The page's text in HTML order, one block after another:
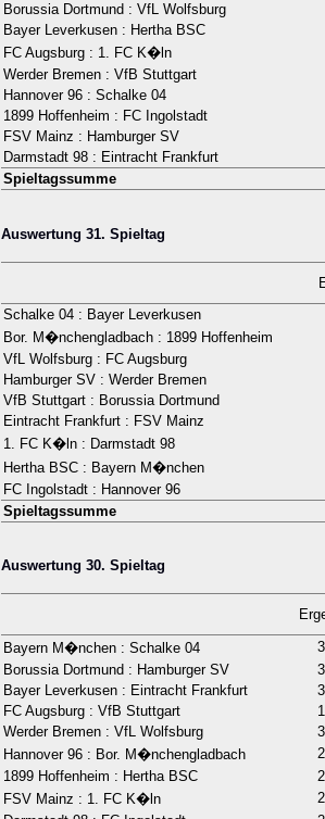
Borussia Dortmund : VfL Wolfsburg
Bayer Leverkusen : Hertha BSC
FC Augsburg : 1. FC K�ln
Werder Bremen : VfB Stuttgart
Hannover 96 : Schalke 04
1899 Hoffenheim : FC Ingolstadt
FSV Mainz : Hamburger SV
Darmstadt 98 : Eintracht Frankfurt
Spieltagssumme
Auswertung 31. Spieltag
Schalke 04 : Bayer Leverkusen
Bor. M�nchengladbach : 1899 Hoffenheim
VfL Wolfsburg : FC Augsburg
Hamburger SV : Werder Bremen
VfB Stuttgart : Borussia Dortmund
Eintracht Frankfurt : FSV Mainz
1. FC K�ln : Darmstadt 98
Hertha BSC : Bayern M�nchen
FC Ingolstadt : Hannover 96
Spieltagssumme
Auswertung 30. Spieltag
Bayern M�nchen : Schalke 04
Borussia Dortmund : Hamburger SV
Bayer Leverkusen : Eintracht Frankfurt
FC Augsburg : VfB Stuttgart
Werder Bremen : VfL Wolfsburg
Hannover 96 : Bor. M�nchengladbach
1899 Hoffenheim : Hertha BSC
FSV Mainz : 1. FC K�ln